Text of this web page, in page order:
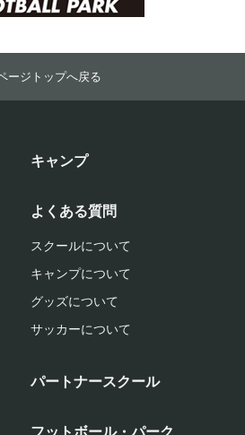
ージトップへ戻る
キャンプ
よくある質問
スクールについて
キャンプについて
グッズについて
サッカーについて
パートナースクール
フットボール・パーク